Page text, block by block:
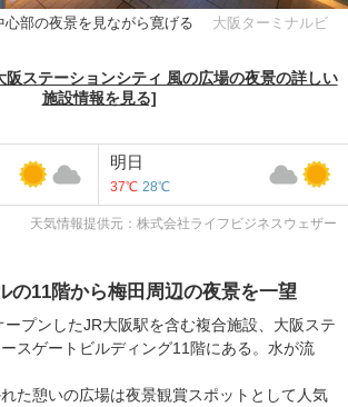
心部の夜景を見ながら寛げる
大阪ターミナルビ
ステーションシティ 風の広場の夜景の詳しい
施設情報を見る]
明日
37℃ 28℃
天気情報提供元：株式会社ライフビジネスウェザー
の11階から梅田周辺の夜景を一望
プンしたJR大阪駅を含む複合施設、大阪ステ
スゲートビルディング11階にある。水が流
た憩いの広場は夜景観賞スポットとして人気